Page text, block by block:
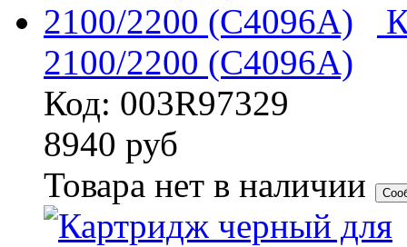
2100/2200 (C4096A)
Код: 003R97329
8940 руб
Товара нет в наличии